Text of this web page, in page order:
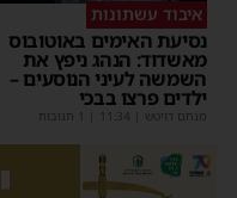
איבוד עשתונות
נסיעת האימים באוטובוס
מאשדוד: הנהג ניפץ את
השמשה לעיני הנוסעים –
ילדים פרצו בבכי
מנחם דויטש 11:34